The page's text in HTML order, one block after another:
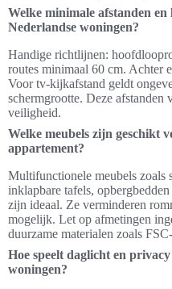
Welke minimale afstanden
Nederlandse woningen?
Handige richtlijnen:
routes minimaal 60 cm. Achter
Voor tv-kijkafstand geldt
schermgrootte. Deze afstanden
veiligheid.
Welke meubels zijn geschikt
appartement?
Multifunctionele meubels
inklapbare tafels,
zijn ideaal. Ze verminderen
mogelijk. Let op afmetingen
duurzame materialen zoals
Hoe speelt daglicht en
woningen?